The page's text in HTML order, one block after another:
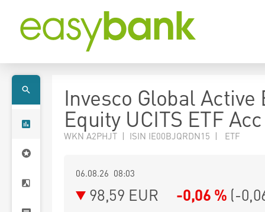
Invesco Global Active
Equity UCITS ETF Acc
WKN A2PHJT | ISIN IE00BJQRDN15 | ETF
06.08.26 08:03
98,59 EUR -0,06 % (-